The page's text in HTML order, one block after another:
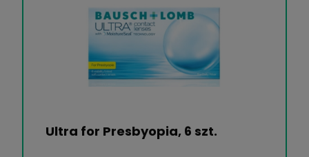
Ultra for Presbyopia, 6 szt.